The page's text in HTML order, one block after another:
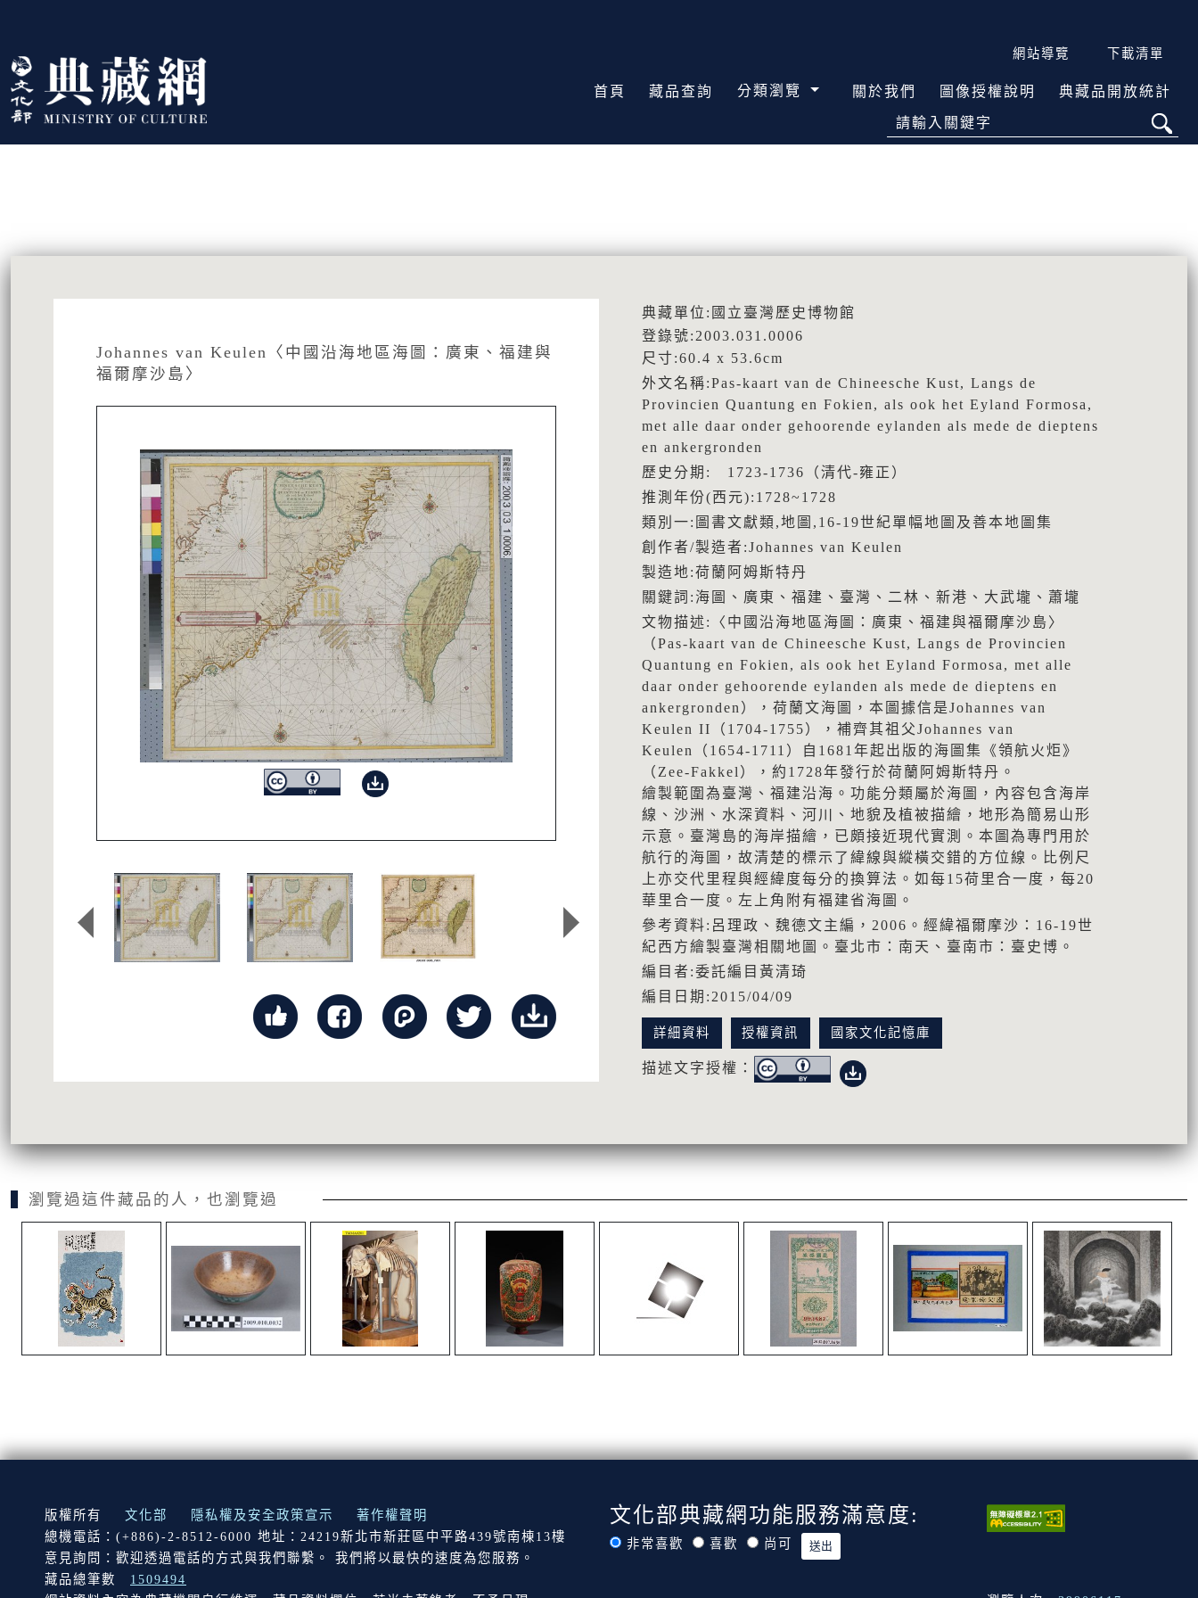
:::
網站導覽 下載清單
首頁 藏品查詢 分類瀏覽 關於我們 圖像授權說明 典藏品開放統計
請輸入關鍵字
Johannes van Keulen〈中國沿海地區海圖：廣東、福建與
福爾摩沙島〉
典藏單位:國立臺灣歷史博物館
登錄號:2003.031.0006
尺寸:60.4 x 53.6cm
外文名稱:Pas-kaart van de Chineesche Kust, Langs de
Provincien Quantung en Fokien, als ook het Eyland Formosa,
met alle daar onder gehoorende eylanden als mede de dieptens
en ankergronden
歷史分期: 1723-1736（清代-雍正）
推測年份(西元):1728~1728
類別一:圖書文獻類,地圖,16-19世紀單幅地圖及善本地圖集
創作者/製造者:Johannes van Keulen
製造地:荷蘭阿姆斯特丹
關鍵詞:海圖、廣東、福建、臺灣、二林、新港、大武壠、蕭壠
文物描述:〈中國沿海地區海圖：廣東、福建與福爾摩沙島〉
（Pas-kaart van de Chineesche Kust, Langs de Provincien
Quantung en Fokien, als ook het Eyland Formosa, met alle
daar onder gehoorende eylanden als mede de dieptens en
ankergronden），荷蘭文海圖，本圖據信是Johannes van
Keulen II（1704-1755），補齊其祖父Johannes van
Keulen（1654-1711）自1681年起出版的海圖集《領航火炬》
（Zee-Fakkel），約1728年發行於荷蘭阿姆斯特丹。
繪製範圍為臺灣、福建沿海。功能分類屬於海圖，內容包含海岸
線、沙洲、水深資料、河川、地貌及植被描繪，地形為簡易山形
示意。臺灣島的海岸描繪，已頗接近現代實測。本圖為專門用於
航行的海圖，故清楚的標示了緯線與縱橫交錯的方位線。比例尺
上亦交代里程與經緯度每分的換算法。如每15荷里合一度，每20
華里合一度。左上角附有福建省海圖。
參考資料:呂理政、魏德文主編，2006。經緯福爾摩沙：16-19世
紀西方繪製臺灣相關地圖。臺北市：南天、臺南市：臺史博。
編目者:委託編目黃清琦
編目日期:2015/04/09
詳細資料 授權資訊 國家文化記憶庫
描述文字授權：
瀏覽過這件藏品的人，也瀏覽過
:::
版權所有 文化部 隱私權及安全政策宣示
著作權聲明
總機電話：(+886)-2-8512-6000 地址：24219新北市新莊區中平路439號南棟13樓
意見詢問：歡迎透過電話的方式與我們聯繫。 我們將以最快的速度為您服務。
藏品總筆數
1509494
文化部典藏網功能服務滿意度:
非常喜歡 喜歡 尚可